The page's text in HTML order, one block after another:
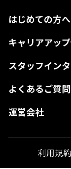
はじめての方へ
キャリアアッ
スタッフイン
よくあるご質問
運営会社
奈良県
和歌山県
島根県
山口県
徳島県
熊本県
宮崎県
鹿児島県
利用規